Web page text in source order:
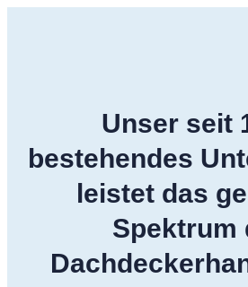
Unser seit
bestehendes
leistet das
Spektrum